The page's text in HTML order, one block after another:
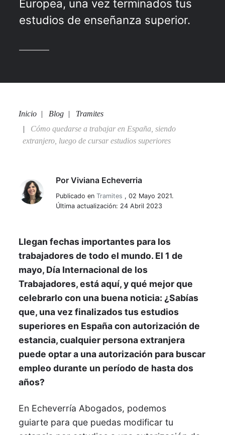
Europea, una vez terminados tus
estudios de enseñanza superior.
Inicio Blog
Tramites
Cómo quedarse a trabajar en España, siendo
extranjero, luego de cursar estudios superiores
Viviana Echeverria
PorViviana Echeverria
Publicado enTramites ,02 Mayo 2021.
Última actualización: 24 Abril 2023
Llegan fechas importantes para los
trabajadores de todo el mundo. El 1 de
mayo, Día Internacional de los
Trabajadores, está aquí, y qué mejor que
celebrarlo con una buena noticia: ¿Sabías
que, una vez finalizados tus estudios
superiores en España con autorización de
estancia, cualquier persona extranjera
puede optar a una autorización para buscar
empleo durante un período de hasta dos
años?
En Echeverría Abogados, podemos
guiarte para que puedas modificar tu